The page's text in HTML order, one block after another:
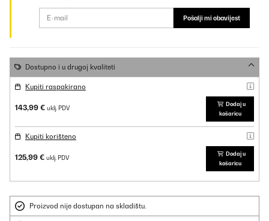
Pošalji mi obavijest
Dostupno i u drugoj kvaliteti
Kupiti raspakirano
143,99 € uklj. PDV
Dodaj u
košaricu
Kupiti korišteno
125,99 € uklj. PDV
Dodaj u
košaricu
Proizvod nije dostupan na skladištu.